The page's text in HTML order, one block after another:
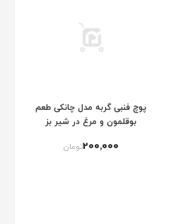
پوچ فنبی گربه مدل چانکی طعم
بوقلمون و مرغ در شیر بز
200٬000تومان